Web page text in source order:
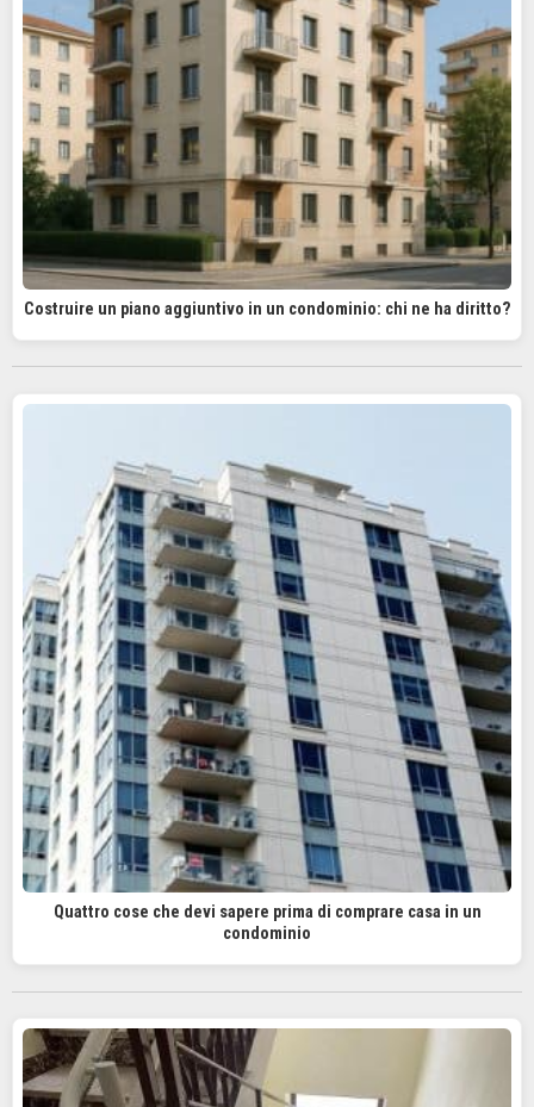
Costruire un piano aggiuntivo in un condominio: chi ne ha diritto?
Quattro cose che devi sapere prima di comprare casa in un
condominio